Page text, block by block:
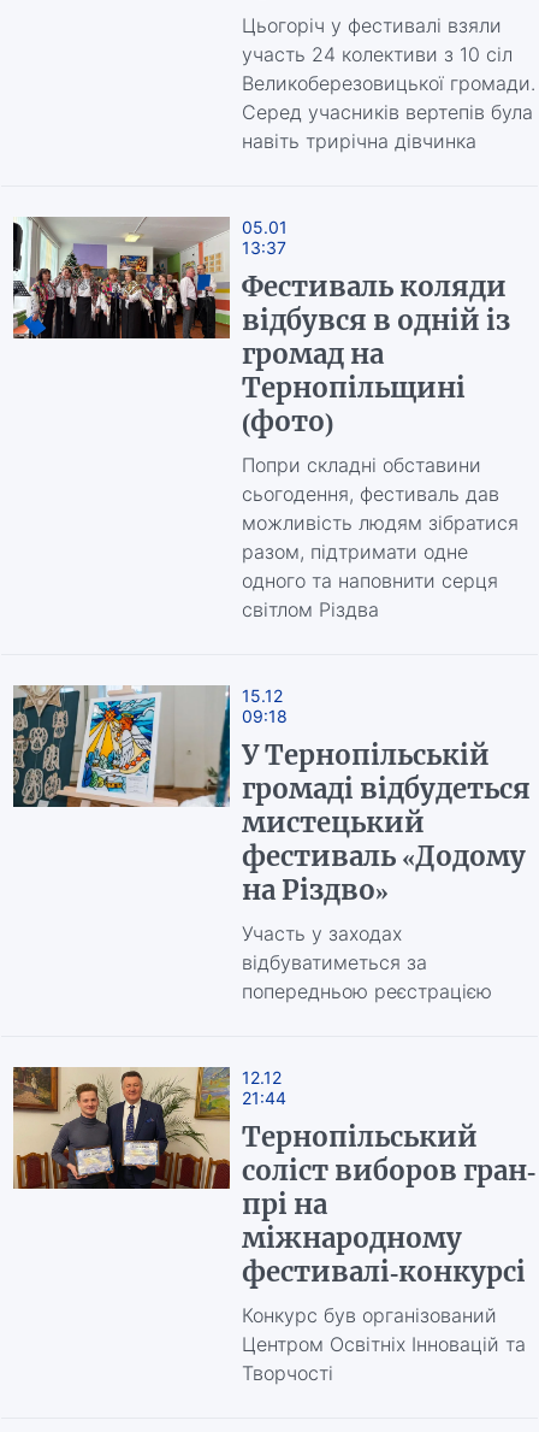
Цьогоріч у фестивалі взяли
участь 24 колективи з 10 сіл
Великоберезовицької громади.
Серед учасників вертепів була
навіть трирічна дівчинка
05.01
13:37
Фестиваль коляди
відбувся в одній із
громад на
Тернопільщині
(фото)
Попри складні обставини
сьогодення, фестиваль дав
можливість людям зібратися
разом, підтримати одне
одного та наповнити серця
світлом Різдва
15.12
09:18
У Тернопільській
громаді відбудеться
мистецький
фестиваль «Додому
на Різдво»
Участь у заходах
відбуватиметься за
попередньою реєстрацією
12.12
21:44
Тернопільський
соліст виборов гран-
прі на
міжнародному
фестивалі-конкурсі
Конкурс був організований
Центром Освітніх Інновацій та
Творчості